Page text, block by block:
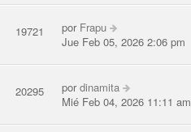
19721 por Frapu
Jue Feb 05, 2026 2:06 pm
20295 pordinamita
Mié Feb 04, 2026 11:11 am